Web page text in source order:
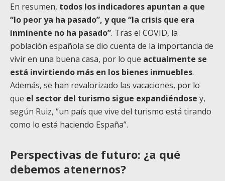
En resumen, todos los indicadores apuntan a que
“lo peor ya ha pasado”, y que “la crisis que era
inminente no ha pasado”. Tras el COVID, la
población española se dio cuenta de la importancia de
vivir en una buena casa, por lo que actualmente se
está invirtiendo más en los bienes inmuebles.
Además, se han revalorizado las vacaciones, por lo
que el sector del turismo sigue expandiéndose y,
según Ruiz, “un país que vive del turismo está tirando
como lo está haciendo España”.
Perspectivas de futuro: ¿a qué
debemos atenernos?